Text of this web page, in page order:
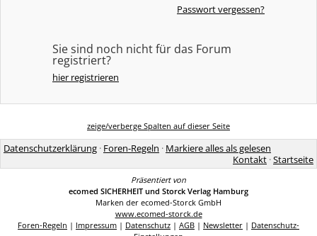
Passwort vergessen?
Sie sind noch nicht für das Forum
registriert?
hier registrieren
zeige/verberge Spalten auf dieser Seite
Datenschutzerklärung · Foren-Regeln · Markiere alles als gelesen
Kontakt ·Startseite
Präsentiert von
ecomed SICHERHEIT und Storck Verlag Hamburg
Marken der ecomed-Storck GmbH
www.ecomed-storck.de
Foren-Regeln | Impressum | Datenschutz | AGB | Newsletter | Datenschutz-